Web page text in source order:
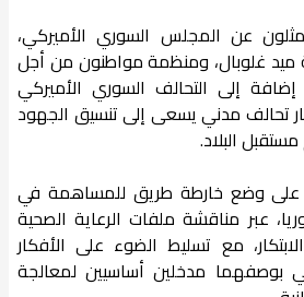
عن المجلس السوري الأميركي،
غلوبال، ومنظمة مواطنون من أجل
إلى التحالف السوري الأميركي
تحالف مدني يسعى إلى تنسيق الجهود
البلاد.
على وضع خارطة طريق للمساهمة في
عبر مناقشة ملفات الرعاية الصحية
مع تسليط الضوء على الأفكار
بوصفهما مدخلين أساسيين لمعالجة